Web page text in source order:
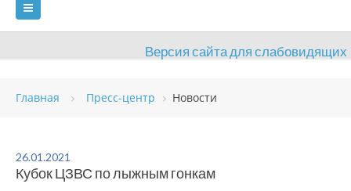
Версия сайта для слабовидящих
ГЛАВНАЯ
ВИДЫ СПОРТА
Главная Пресс-центр Новости
26.01.2021
Кубок ЦЗВС по лыжным гонкам